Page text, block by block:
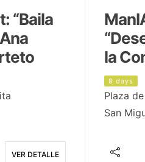
“Baila
VER DETALLE
la
8 days
Plaza
San